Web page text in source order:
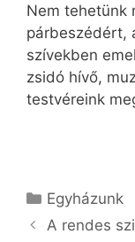
Nem tehetünk
párbeszédért,
szívekben
zsidó hívő,
testvéreink
Kategória
Egyházunk
A rendes